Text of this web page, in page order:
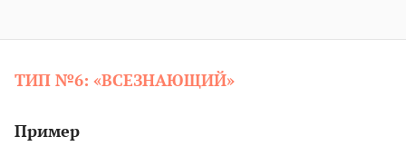
ТИП №6: «ВСЕЗНАЮЩИЙ»
Пример